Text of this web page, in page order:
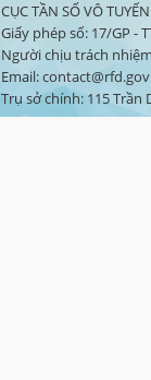
CỤC TẦN SỐ VÔ
Giấy phép số: 17/GP -
Người chịu trách
Email:
Trụ sở chính: 115 Trần